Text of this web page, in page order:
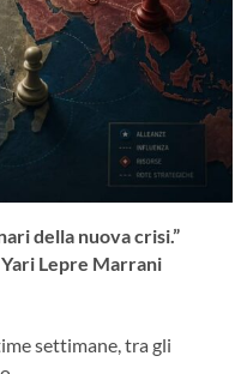
della nuova crisi.”
Lepre Marrani
settimane, tra gli